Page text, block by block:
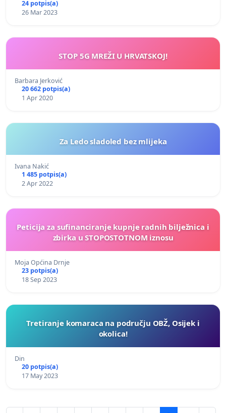
24 potpis(a)
26 Mar 2023
STOP 5G MREŽI U HRVATSKOJ!
Barbara Jerković
20 662 potpis(a)
1 Apr 2020
Za Ledo sladoled bez mlijeka
Ivana Nakić
1 485 potpis(a)
2 Apr 2022
Peticija za sufinanciranje kupnje radnih bilježnica i
zbirka u STOPOSTOTNOM iznosu
Moja Općina Drnje
23 potpis(a)
18 Sep 2023
Tretiranje komaraca na području OBŽ, Osijek i
okolica!
Din
20 potpis(a)
17 May 2023